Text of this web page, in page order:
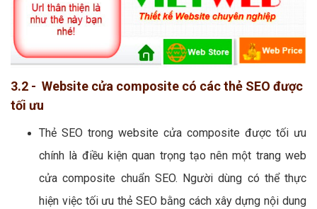
3.2 - Website cửa composite có các thẻ SEO được
tối ưu
Thẻ SEO trong website cửa composite được tối ưu
chính là điều kiện quan trọng tạo nên một trang web
cửa composite chuẩn SEO. Người dùng có thể thực
hiện việc tối ưu thẻ SEO bằng cách xây dựng nội dung